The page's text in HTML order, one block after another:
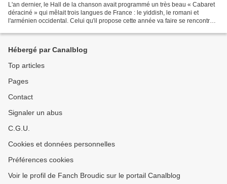
L'an dernier, le Hall de la chanson avait programmé un très beau « Cabaret
déraciné » qui mêlait trois langues de France : le yiddish, le romani et
l'arménien occidental. Celui qu'il propose cette année va faire se rencontrer
Hébergé par Canalblog
Top articles
Pages
Contact
Signaler un abus
C.G.U.
Cookies et données personnelles
Préférences cookies
Voir le profil de Fanch Broudic sur le portail Canalblog